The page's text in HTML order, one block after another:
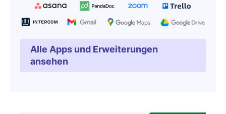
Alle Apps und Erweiterungen
ansehen